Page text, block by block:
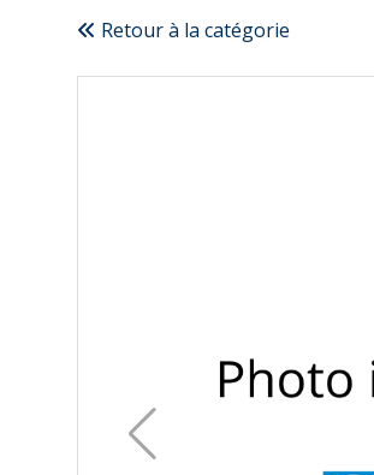
Retour à la catégorie